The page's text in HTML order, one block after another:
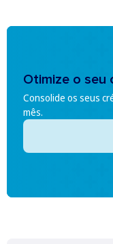
Otimize o seu
Consolide os seus
mês.